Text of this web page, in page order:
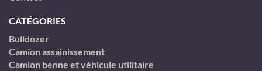
CATÉGORIES
Bulldozer
Camion assainissement
Camion benne et véhicule utilitaire